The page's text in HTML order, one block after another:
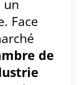
un
Face
de